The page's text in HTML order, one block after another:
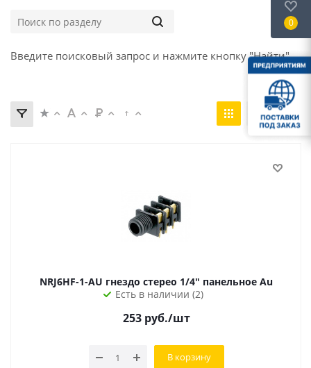
Введите поисковый запрос и нажмите кнопку "Найти".
NRJ6HF-1-AU гнездо стерео 1/4" панельное Au
Есть в наличии (2)
253руб./шт
В корзину
0